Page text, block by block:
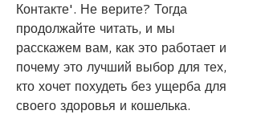
Контакте'. Не верите? Тогда
продолжайте читать, и мы
расскажем вам, как это работает и
почему это лучший выбор для тех,
кто хочет похудеть без ущерба для
своего здоровья и кошелька.